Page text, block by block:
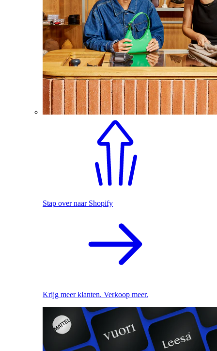
Stap over naar Shopify
Krijg meer klanten. Verkoop meer.